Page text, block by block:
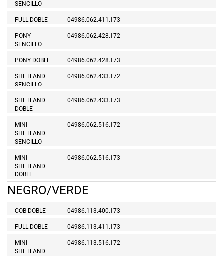
SENCILLO
FULL DOBLE 04986.062.411.173
PONY
SENCILLO
04986.062.428.172
PONY DOBLE 04986.062.428.173
SHETLAND
SENCILLO
04986.062.433.172
SHETLAND
DOBLE
04986.062.433.173
MINI-
SHETLAND
SENCILLO
04986.062.516.172
MINI-
SHETLAND
DOBLE
04986.062.516.173
NEGRO/VERDE
COB DOBLE 04986.113.400.173
FULL DOBLE 04986.113.411.173
MINI-
SHETLAND
04986.113.516.172